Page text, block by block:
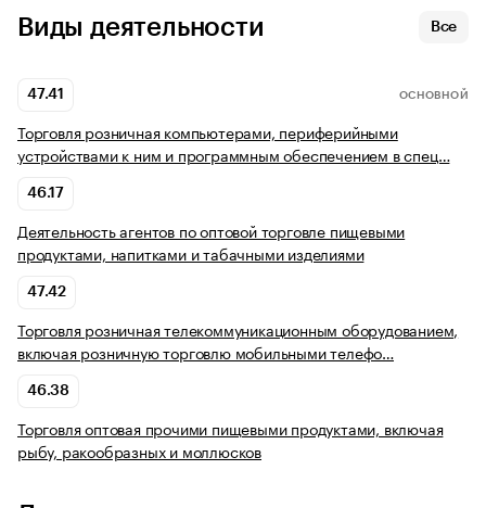
Виды деятельности Все
47.41 ОСНОВНОЙ
Торговля розничная компьютерами, периферийными
устройствами к ним и программным обеспечением в спец…
46.17
Деятельность агентов по оптовой торговле пищевыми
продуктами, напитками и табачными изделиями
47.42
Торговля розничная телекоммуникационным оборудованием,
включая розничную торговлю мобильными телефо…
46.38
Торговля оптовая прочими пищевыми продуктами, включая
рыбу, ракообразных и моллюсков